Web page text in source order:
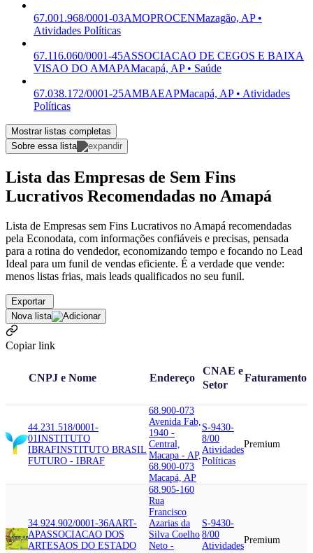
67.001.968/0001-03AMOPROCENMazagão, AP •
Atividades Políticas
67.116.060/0001-45ASSOCIACAO DE CEGOS E BAIXA
VISAO DO AMAPAMacapá, AP • Saúde
67.038.172/0001-25AMBAEAPMacapá, AP • Atividades
Políticas
Mostrar listas completas
Sobre essa lista
Lista das Empresas de Sem Fins
Lucrativos Recomendadas no Amapá
Lista de Empresas sem Fins Lucrativos no Amapá recomendadas
pela Econodata, com informações confiáveis e precisas, pensada
para a rotina do vendedor, economizando tempo e focando no Lead
Ideal para um funil de vendas eficiente. É a verdade que vende:
menos listas frias, mais leads qualificados no seu funil.
Exportar
Nova lista
Copiar link
CNPJ e Nome Endereço
CNAE e
Setor
Faturamento
44.231.518/0001-
01INSTITUTO
IBRAFINSTITUTO BRASIL
FUTURO - IBRAF
68.900-073
Avenida Fab,
1940 -
Central,
Macapa - AP,
68.900-073
Macapá, AP
S-9430-
8/00
Atividades
Políticas
Premium
34.924.902/0001-36AART-
APASSOCIACAO DOS
ARTESAOS DO ESTADO
68.905-160
Rua
Francisco
Azarias da
Silva Coelho
Neto -
S-9430-
8/00
Atividades
Premium